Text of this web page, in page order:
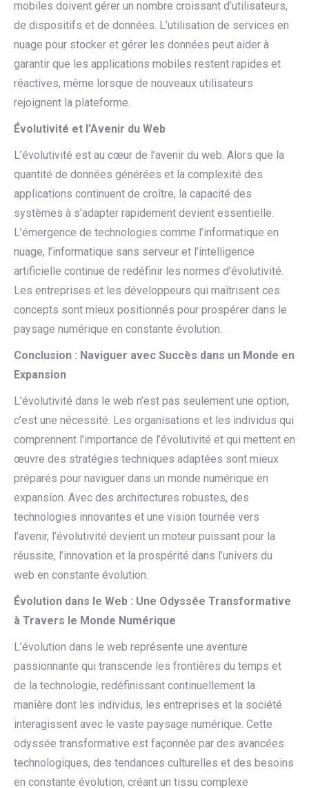
mobiles doivent gérer un nombre croissant d’utilisateurs,
de dispositifs et de données. L’utilisation de services en
nuage pour stocker et gérer les données peut aider à
garantir que les applications mobiles restent rapides et
réactives, même lorsque de nouveaux utilisateurs
rejoignent la plateforme.
Évolutivité et l’Avenir du Web
L’évolutivité est au cœur de l’avenir du web. Alors que la
quantité de données générées et la complexité des
applications continuent de croître, la capacité des
systèmes à s’adapter rapidement devient essentielle.
L’émergence de technologies comme l’informatique en
nuage, l’informatique sans serveur et l’intelligence
artificielle continue de redéfinir les normes d’évolutivité.
Les entreprises et les développeurs qui maîtrisent ces
concepts sont mieux positionnés pour prospérer dans le
paysage numérique en constante évolution.
Conclusion : Naviguer avec Succès dans un Monde en
Expansion
L’évolutivité dans le web n’est pas seulement une option,
c’est une nécessité. Les organisations et les individus qui
comprennent l’importance de l’évolutivité et qui mettent en
œuvre des stratégies techniques adaptées sont mieux
préparés pour naviguer dans un monde numérique en
expansion. Avec des architectures robustes, des
technologies innovantes et une vision tournée vers
l’avenir, l’évolutivité devient un moteur puissant pour la
réussite, l’innovation et la prospérité dans l’univers du
web en constante évolution.
Évolution dans le Web : Une Odyssée Transformative
à Travers le Monde Numérique
L’évolution dans le web représente une aventure
passionnante qui transcende les frontières du temps et
de la technologie, redéfinissant continuellement la
manière dont les individus, les entreprises et la société
interagissent avec le vaste paysage numérique. Cette
odyssée transformative est façonnée par des avancées
technologiques, des tendances culturelles et des besoins
en constante évolution, créant un tissu complexe